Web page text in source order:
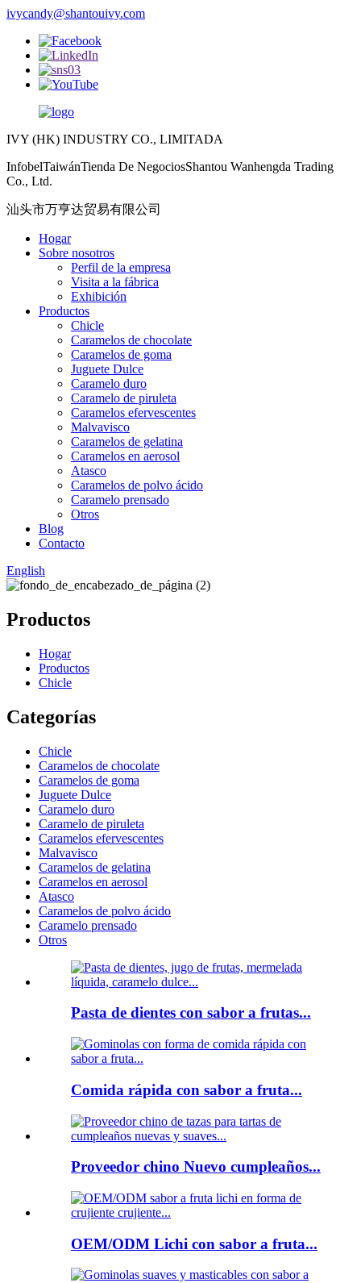
ivycandy@shantouivy.com
IVY (HK) INDUSTRY CO., LIMITADA
InfobelTaiwánTienda De NegociosShantou Wanhengda Trading
Co., Ltd.
汕头市万亨达贸易有限公司
Hogar
Sobre nosotros
Perfil de la empresa
Visita a la fábrica
Exhibición
Productos
Chicle
Caramelos de chocolate
Caramelos de goma
Juguete Dulce
Caramelo duro
Caramelo de piruleta
Caramelos efervescentes
Malvavisco
Caramelos de gelatina
Caramelos en aerosol
Atasco
Caramelos de polvo ácido
Caramelo prensado
Otros
Blog
Contacto
English
Productos
Hogar
Productos
Chicle
Categorías
Chicle
Caramelos de chocolate
Caramelos de goma
Juguete Dulce
Caramelo duro
Caramelo de piruleta
Caramelos efervescentes
Malvavisco
Caramelos de gelatina
Caramelos en aerosol
Atasco
Caramelos de polvo ácido
Caramelo prensado
Otros
Pasta de dientes con sabor a frutas...
Comida rápida con sabor a fruta...
Proveedor chino Nuevo cumpleaños...
OEM/ODM Lichi con sabor a fruta...